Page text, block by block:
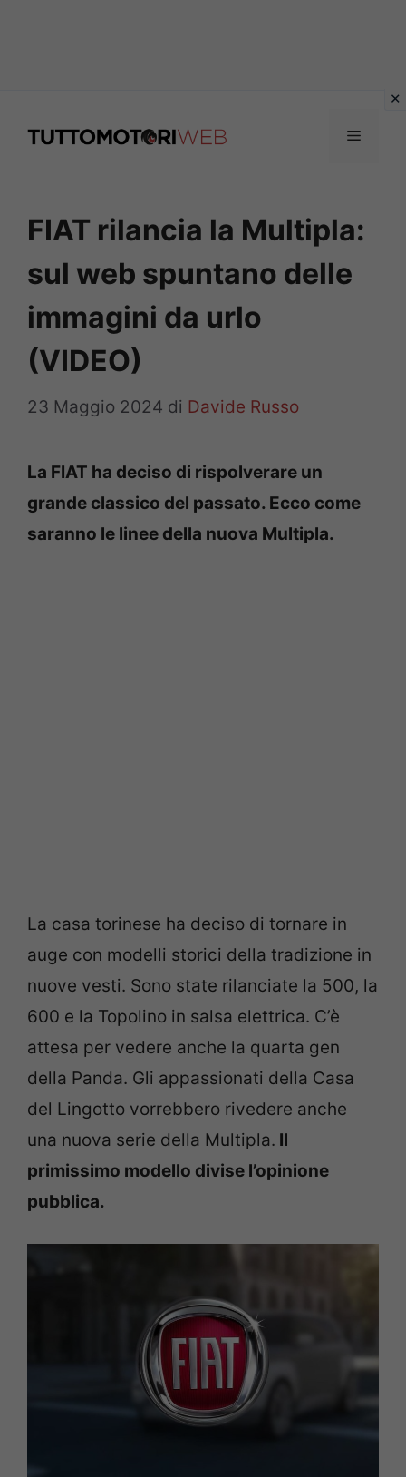
Menu
FIAT rilancia la Multipla:
sul web spuntano delle
immagini da urlo
(VIDEO)
23 Maggio 2024 di Davide Russo
La FIAT ha deciso di rispolverare un
grande classico del passato. Ecco come
saranno le linee della nuova Multipla.
La casa torinese ha deciso di tornare in
auge con modelli storici della tradizione in
nuove vesti. Sono state rilanciate la 500, la
600 e la Topolino in salsa elettrica. C’è
attesa per vedere anche la quarta gen
della Panda. Gli appassionati della Casa
del Lingotto vorrebbero rivedere anche
una nuova serie della Multipla. Il
primissimo modello divise l’opinione
pubblica.